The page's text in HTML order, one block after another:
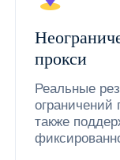
прокси
Реальные
также